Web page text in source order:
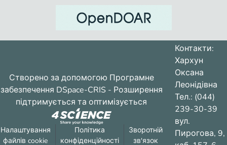
Створено за допомогою Програмне
забезпечення DSpace-CRIS - Розширення
підтримується та оптимізується
Налаштування
файлів cookie
Політика
конфіденційності
Зворотній
зв'язок
Контакти:
Хархун
Оксана
Леонідівна
Тел.: (044)
239-30-39
вул.
Пирогова, 9,